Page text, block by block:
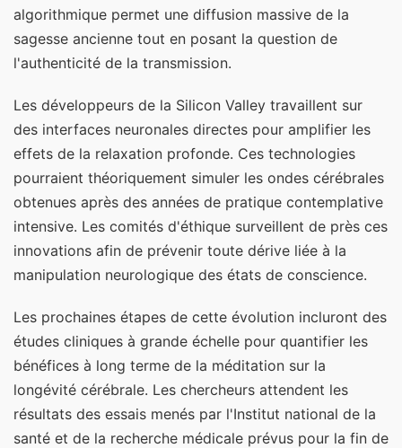
algorithmique permet une diffusion massive de la
sagesse ancienne tout en posant la question de
l'authenticité de la transmission.
Les développeurs de la Silicon Valley travaillent sur
des interfaces neuronales directes pour amplifier les
effets de la relaxation profonde. Ces technologies
pourraient théoriquement simuler les ondes cérébrales
obtenues après des années de pratique contemplative
intensive. Les comités d'éthique surveillent de près ces
innovations afin de prévenir toute dérive liée à la
manipulation neurologique des états de conscience.
Les prochaines étapes de cette évolution incluront des
études cliniques à grande échelle pour quantifier les
bénéfices à long terme de la méditation sur la
longévité cérébrale. Les chercheurs attendent les
résultats des essais menés par l'Institut national de la
santé et de la recherche médicale prévus pour la fin de